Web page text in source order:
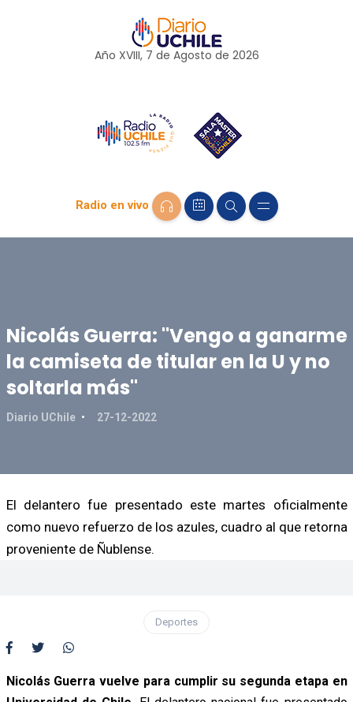
Año XVIII, 7 de Agosto de 2026
Radio en vivo
Nicolás Guerra: "Vengo a ganarme
la camiseta de titular en la U y no
soltarla más"
Diario UChile 27-12-2022
El delantero fue presentado este martes oficialmente
como nuevo refuerzo de los azules, cuadro al que retorna
proveniente de Ñublense.
Deportes
Nicolás Guerra vuelve para cumplir su segunda etapa en